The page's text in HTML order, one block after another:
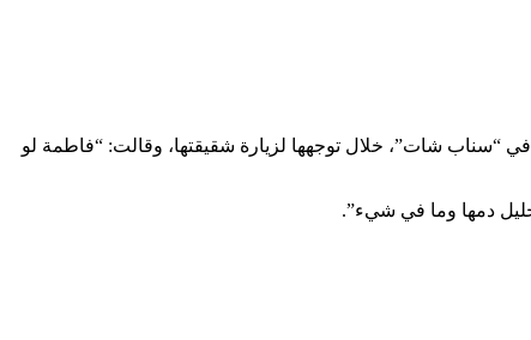
عبر مقطع مصور وثقته على حسابها في “سناب شات”، خلال توجهها لزيارة شقيقتها، وقالت: “فاطمة لو
دمها وما في شيء”.